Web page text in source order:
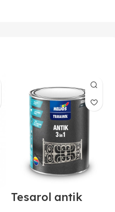
Tesarol antik